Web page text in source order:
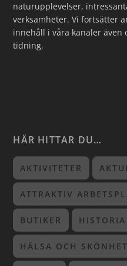
naturupplevelser,
verksamheter. Vi fortsätter
innehåll i våra kanaler
tidning.
HÄR HITTAR DU…
AKTIVITETER
ATTRAKTIV
BUTIKER HISTORIA
HÄLSA OCH SKÖNHET